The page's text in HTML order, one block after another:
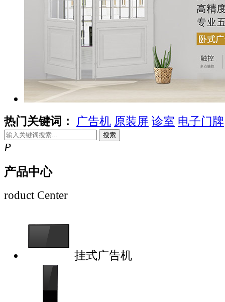
热门关键词： 广告机 原装屏 诊室 电子门牌
搜索
P
产品中心
roduct Center
挂式广告机